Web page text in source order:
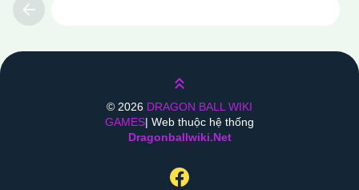
Lên trên
© 2026 DRAGON BALL WIKI
GAMES| Web thuộc hệ thống
Dragonballwiki.net